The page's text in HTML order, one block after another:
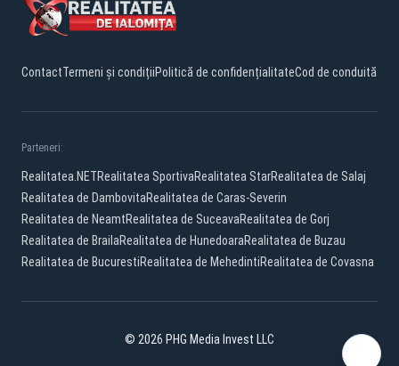
ContactTermeni și condițiiPolitică de confidențialitateCod de conduită
Parteneri:
Realitatea.NETRealitatea SportivaRealitatea StarRealitatea de Salaj
Realitatea de DambovitaRealitatea de Caras-Severin
Realitatea de NeamtRealitatea de SuceavaRealitatea de Gorj
Realitatea de BrailaRealitatea de HunedoaraRealitatea de Buzau
Realitatea de BucurestiRealitatea de MehedintiRealitatea de Covasna
© 2026 PHG Media Invest LLC